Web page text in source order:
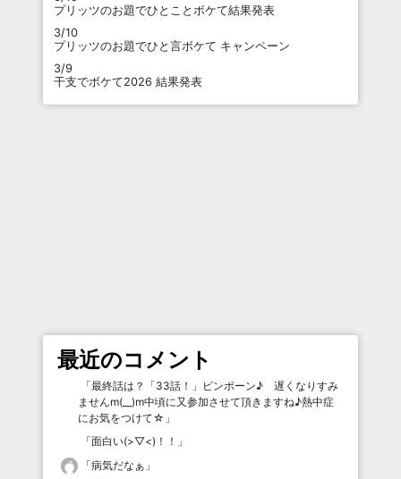
プリッツのお題でひとことボケて結果発表
3/10
プリッツのお題でひと言ボケて キャンペーン
3/9
干支でボケて2026 結果発表
最近のコメント
「最終話は？「33話！」ピンポーン♪ 遅くなりすみ
ませんm(__)m中頃に又参加させて頂きますね♪熱中症
にお気をつけて☆ 」
「面白い(>▽<)！！ 」
「病気だなぁ 」